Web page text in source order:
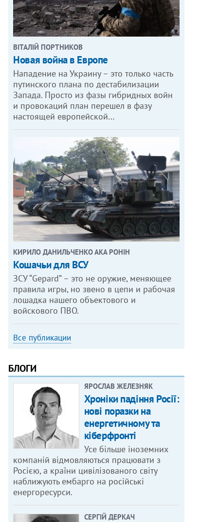
ВІТАЛІЙ ПОРТНИКОВ
Новая война в Европе
Нападение на Украину – это только часть
путинского плана по дестабилизации
Запада. Просто из фазы гибридных войн
и провокаций план перешел в фазу
настоящей европейской…
КИРИЛО ДАНИЛЬЧЕНКО АКА РОНІН
Кошачьи для ВСУ
ЗСУ “Gepard” – это не оружие, меняющее
правила игры, но звено в цепи и рабочая
лошадка нашего объектового и
войскового ПВО.
Все публикации
БЛОГИ
ЯРОСЛАВ ЖЕЛЕЗНЯК
Хроніки падіння Росії:
нові поразки на
енергетичному та
кіберфронті
Усе більше іноземних
компаній відмовляються працювати з
Росією, а країни цивілізованого світу
наближують ембарго на російські
енергоресурси.
СЕРГІЙ ДЕРКАЧ